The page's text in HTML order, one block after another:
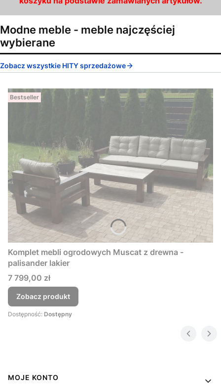
Modne meble - meble najczęściej
wybierane
Zobacz wszystkie HITY sprzedażowe
Bestseller
Komplet mebli ogrodowych Muscat z drewna -
palisander lakier
Cena
7 799,00 zł
Zobacz produkt
Dostępność: Dostępny
Linki w stopce
MOJE KONTO